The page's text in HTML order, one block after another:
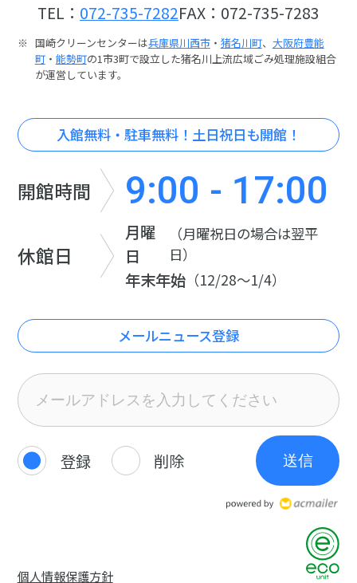
TEL： 072-735-7282FAX：072-735-7283
国崎クリーンセンターは兵庫県川西市・ 猪名川町、 大阪府豊能
町・ 能勢町の1市3町で設立した猪名川上流広域ごみ処理施設組合
が運営しています。
入館無料・駐車無料！土日祝日も開館！
開館時間 9:00 - 17:00
休館日
月曜
日
（月曜祝日の場合は翌平
日）
年末年始（12/28～1/4）
メールニュース登録
登録 削除 送信
個人情報保護方針